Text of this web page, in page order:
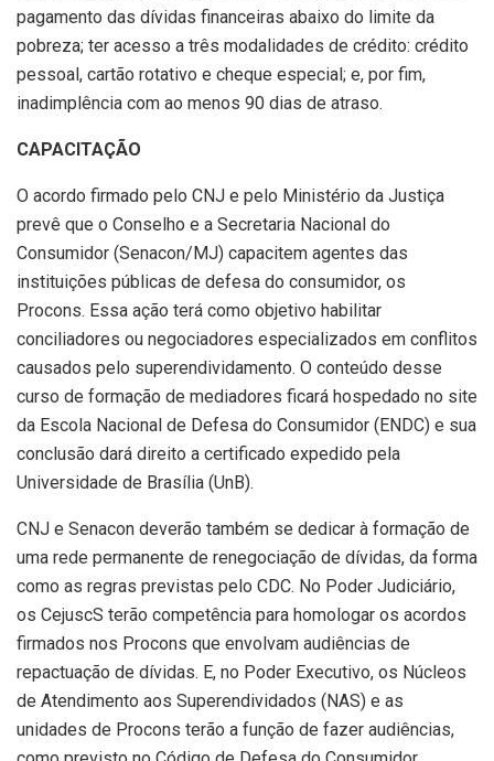
pagamento das dívidas financeiras abaixo do limite da
pobreza; ter acesso a três modalidades de crédito: crédito
pessoal, cartão rotativo e cheque especial; e, por fim,
inadimplência com ao menos 90 dias de atraso.
CAPACITAÇÃO
O acordo firmado pelo CNJ e pelo Ministério da Justiça
prevê que o Conselho e a Secretaria Nacional do
Consumidor (Senacon/MJ) capacitem agentes das
instituições públicas de defesa do consumidor, os
Procons. Essa ação terá como objetivo habilitar
conciliadores ou negociadores especializados em conflitos
causados pelo superendividamento. O conteúdo desse
curso de formação de mediadores ficará hospedado no site
da Escola Nacional de Defesa do Consumidor (ENDC) e sua
conclusão dará direito a certificado expedido pela
Universidade de Brasília (UnB).
CNJ e Senacon deverão também se dedicar à formação de
uma rede permanente de renegociação de dívidas, da forma
como as regras previstas pelo CDC. No Poder Judiciário,
os CejuscS terão competência para homologar os acordos
firmados nos Procons que envolvam audiências de
repactuação de dívidas. E, no Poder Executivo, os Núcleos
de Atendimento aos Superendividados (NAS) e as
unidades de Procons terão a função de fazer audiências,